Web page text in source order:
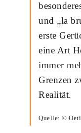
und „la
erste
eine Art
immer
Grenzen
Realität.
Quelle: ©